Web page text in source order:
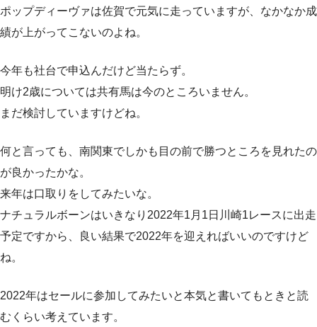
ポップディーヴァは佐賀で元気に走っていますが、なかなか成
績が上がってこないのよね。
今年も社台で申込んだけど当たらず。
明け2歳については共有馬は今のところいません。
まだ検討していますけどね。
何と言っても、南関東でしかも目の前で勝つところを見れたの
が良かったかな。
来年は口取りをしてみたいな。
ナチュラルボーンはいきなり2022年1月1日川崎1レースに出走
予定ですから、良い結果で2022年を迎えればいいのですけど
ね。
2022年はセールに参加してみたいと本気と書いてもときと読
むくらい考えています。